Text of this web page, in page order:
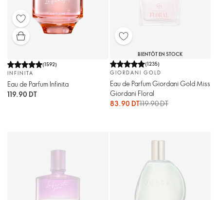
(1592)
INFINITA
Eau de Parfum Infinita
119.90 DT
BIENTÔT EN STOCK
(1235)
GIORDANI GOLD
Eau de Parfum Giordani Gold Miss
Giordani Floral
83.90 DT119.90 DT